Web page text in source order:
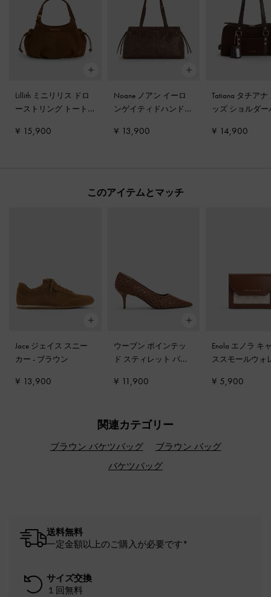
Lillith ミニリリス ドロ
ーストリング トート
ウン
¥ 15,900
Noane ノアン イーロ
ンゲイティドハンドル
ィストレスドコーヒー
¥ 13,900
Tatiana タチアナ
ッズ ショルダー
ウン
¥ 14,900
このアイテムとマッチ
Jace ジェイス スニー
カー - ブラウン
¥ 13,900
ウーブン ポインテッ
ド スティレット パン
¥ 11,900
Enola エノラ キ
ススモールウォ
¥ 5,900
関連カテゴリー
ブラウン バケツバッグ
ブラウン バッグ
バケツバッグ
送料無料
一定金額以上のご購入が必要です*
サイズ交換
１回無料